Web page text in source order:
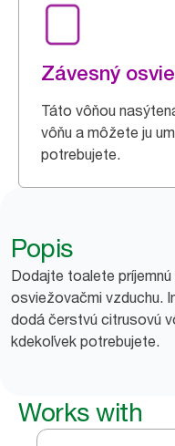
Závesný
Táto vôňou
vôňu a môžete ju
potrebujete.
Popis
Dodajte toalete
osviežovačmi vzduchu.
dodá čerstvú citrusovú
kdekoľvek potrebujete.
Works with